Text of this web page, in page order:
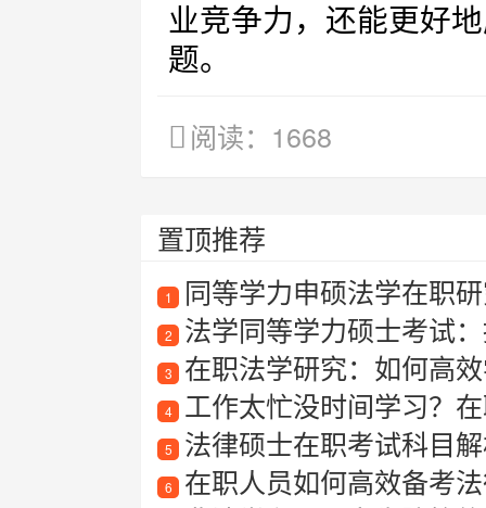
业竞争力，还能更好
题。
阅读：1668
置顶推荐
1 同等学力申硕法学在职
2 法学同等学力硕士考试
3 在职法学研究：如何高
4 工作太忙没时间学习？
5 法律硕士在职考试科目
6 在职人员如何高效备考法